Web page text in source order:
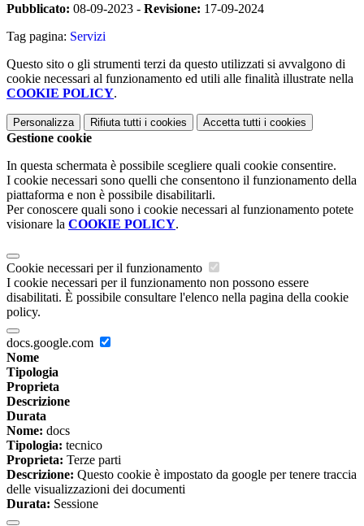
Pubblicato: 08-09-2023 - Revisione: 17-09-2024
Tag pagina: Servizi
Questo sito o gli strumenti terzi da questo utilizzati si avvalgono di
cookie necessari al funzionamento ed utili alle finalità illustrate nella
COOKIE POLICY.
Personalizza Rifiuta tutti i cookies Accetta tutti i cookies
Gestione cookie
In questa schermata è possibile scegliere quali cookie consentire.
I cookie necessari sono quelli che consentono il funzionamento della
piattaforma e non è possibile disabilitarli.
Per conoscere quali sono i cookie necessari al funzionamento potete
visionare la COOKIE POLICY.
Cookie necessari per il funzionamento
I cookie necessari per il funzionamento non possono essere
disabilitati. È possibile consultare l'elenco nella pagina della cookie
policy.
docs.google.com
Nome
Tipologia
Proprieta
Descrizione
Durata
Nome: docs
Tipologia: tecnico
Proprieta: Terze parti
Descrizione: Questo cookie è impostato da google per tenere traccia
delle visualizzazioni dei documenti
Durata: Sessione